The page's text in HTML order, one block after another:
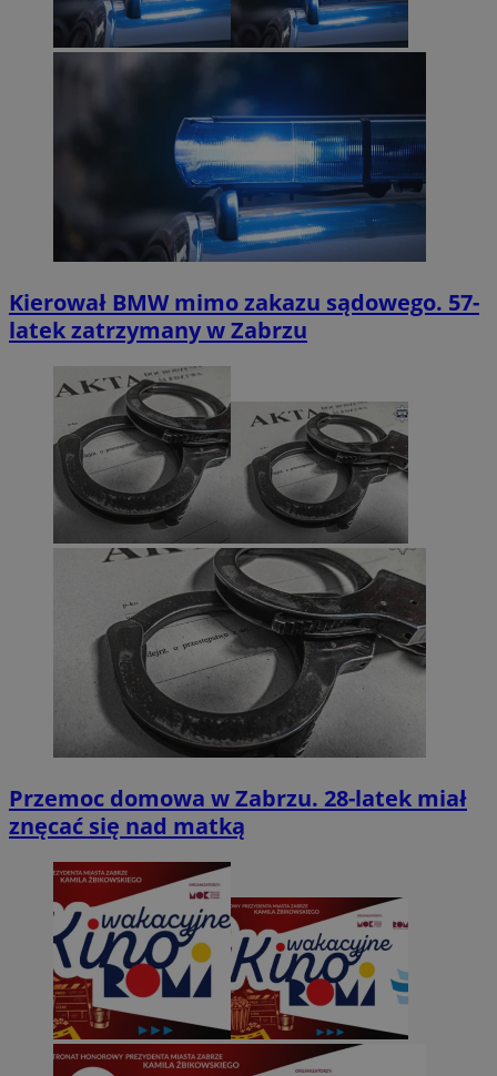
Kierował BMW mimo zakazu sądowego. 57-
latek zatrzymany w Zabrzu
Przemoc domowa w Zabrzu. 28-latek miał
znęcać się nad matką